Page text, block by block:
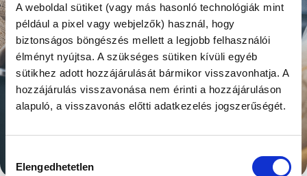
A weboldal sütiket (vagy más hasonló technológiák mint
például a pixel vagy webjelzők) használ, hogy
biztonságos böngészés mellett a legjobb felhasználói
élményt nyújtsa. A szükséges sütiken kívüli egyéb
sütikhez adott hozzájárulását bármikor visszavonhatja. A
hozzájárulás visszavonása nem érinti a hozzájáruláson
alapuló, a visszavonás előtti adatkezelés jogszerűségét.
kiválasztása
Elengedhetetlen
BEFOLYÁSOLJA-E A
COVID A